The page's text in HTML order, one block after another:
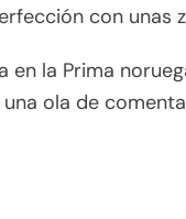
con unas
en la Prima
ola de